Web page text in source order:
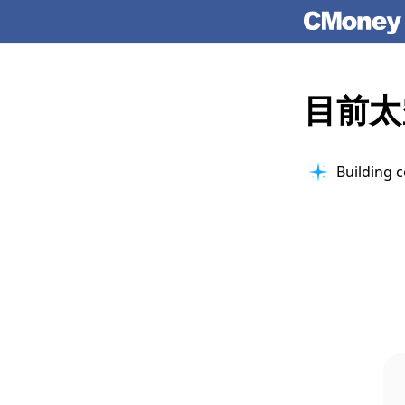
目前
Building